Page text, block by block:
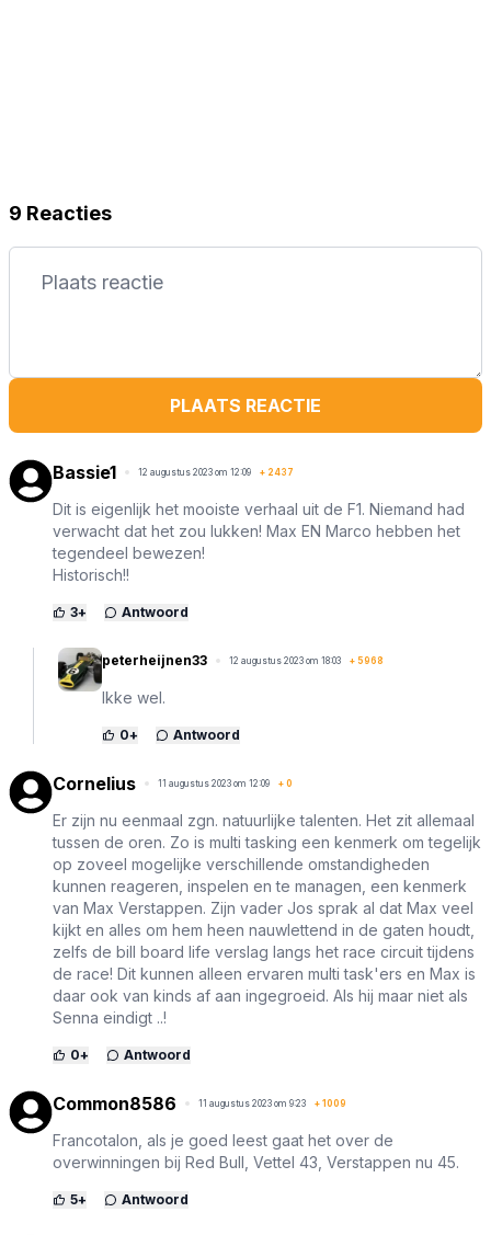
9 Reacties
PLAATS REACTIE
Bassie1 12 augustus 2023 om 12:09 + 2437
Dit is eigenlijk het mooiste verhaal uit de F1. Niemand had
verwacht dat het zou lukken! Max EN Marco hebben het
tegendeel bewezen!
Historisch!!
3+ Antwoord
peterheijnen33 12 augustus 2023 om 18:03 + 5968
Ikke wel.
0+ Antwoord
Cornelius 11 augustus 2023 om 12:09 + 0
Er zijn nu eenmaal zgn. natuurlijke talenten. Het zit allemaal
tussen de oren. Zo is multi tasking een kenmerk om tegelijk
op zoveel mogelijke verschillende omstandigheden
kunnen reageren, inspelen en te managen, een kenmerk
van Max Verstappen. Zijn vader Jos sprak al dat Max veel
kijkt en alles om hem heen nauwlettend in de gaten houdt,
zelfs de bill board life verslag langs het race circuit tijdens
de race! Dit kunnen alleen ervaren multi task'ers en Max is
daar ook van kinds af aan ingegroeid. Als hij maar niet als
Senna eindigt ..!
0+ Antwoord
Common8586 11 augustus 2023 om 9:23 + 1009
Francotalon, als je goed leest gaat het over de
overwinningen bij Red Bull, Vettel 43, Verstappen nu 45.
5+ Antwoord